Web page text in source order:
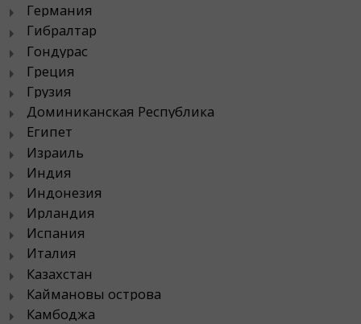
Германия
Гибралтар
Гондурас
Греция
Грузия
Доминиканская Республика
Египет
Израиль
Индия
Индонезия
Ирландия
Испания
Италия
Казахстан
Каймановы острова
Камбоджа